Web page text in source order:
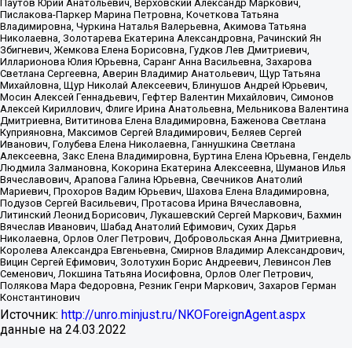
Паутов Юрий Анатольевич, Верховский Александр Маркович,
Пислакова-Паркер Марина Петровна, Кочеткова Татьяна
Владимировна, Чуркина Наталья Валерьевна, Акимова Татьяна
Николаевна, Золотарева Екатерина Александровна, Рачинский Ян
Збигневич, Жемкова Елена Борисовна, Гудков Лев Дмитриевич,
Илларионова Юлия Юрьевна, Саранг Анна Васильевна, Захарова
Светлана Сергеевна, Аверин Владимир Анатольевич, Щур Татьяна
Михайловна, Щур Николай Алексеевич, Блинушов Андрей Юрьевич,
Мосин Алексей Геннадьевич, Гефтер Валентин Михайлович, Симонов
Алексей Кириллович, Флиге Ирина Анатольевна, Мельникова Валентина
Дмитриевна, Вититинова Елена Владимировна, Баженова Светлана
Куприяновна, Максимов Сергей Владимирович, Беляев Сергей
Иванович, Голубева Елена Николаевна, Ганнушкина Светлана
Алексеевна, Закс Елена Владимировна, Буртина Елена Юрьевна, Гендель
Людмила Залмановна, Кокорина Екатерина Алексеевна, Шуманов Илья
Вячеславович, Арапова Галина Юрьевна, Свечников Анатолий
Мариевич, Прохоров Вадим Юрьевич, Шахова Елена Владимировна,
Подузов Сергей Васильевич, Протасова Ирина Вячеславовна,
Литинский Леонид Борисович, Лукашевский Сергей Маркович, Бахмин
Вячеслав Иванович, Шабад Анатолий Ефимович, Сухих Дарья
Николаевна, Орлов Олег Петрович, Добровольская Анна Дмитриевна,
Королева Александра Евгеньевна, Смирнов Владимир Александрович,
Вицин Сергей Ефимович, Золотухин Борис Андреевич, Левинсон Лев
Семенович, Локшина Татьяна Иосифовна, Орлов Олег Петрович,
Полякова Мара Федоровна, Резник Генри Маркович, Захаров Герман
Константинович
Источник: http://unro.minjust.ru/NKOForeignAgent.aspx
данные на 24.03.2022